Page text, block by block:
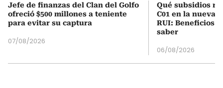
Jefe de finanzas del Clan del Golfo
ofreció $500 millones a teniente
para evitar su captura
07/08/2026
Qué subsidios
C01 en la nueva
RUI: Beneficios
saber
06/08/2026